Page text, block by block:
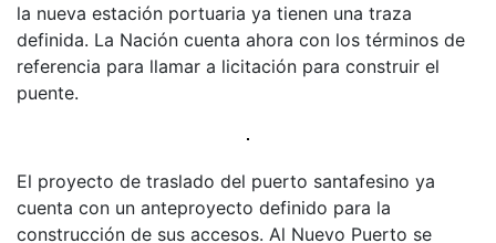
la nueva estación portuaria ya tienen una traza
definida. La Nación cuenta ahora con los términos de
referencia para llamar a licitación para construir el
puente.
El proyecto de traslado del puerto santafesino ya
cuenta con un anteproyecto definido para la
construcción de sus accesos. Al Nuevo Puerto se